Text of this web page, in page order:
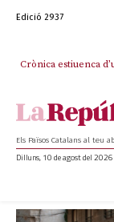
Edició 2937
Crònica estiuenca
Els Països Catalans al teu
Dilluns, 10 de agost del 2026